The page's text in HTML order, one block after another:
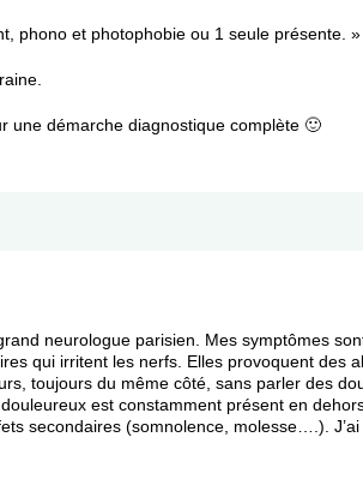
phono et photophobie ou 1 seule présente. »
une démarche diagnostique complète 🙂
neurologue parisien. Mes symptômes
qui irritent les nerfs. Elles provoquent des
toujours du même côté, sans parler des
est constamment présent en
secondaires (somnolence, molesse….).